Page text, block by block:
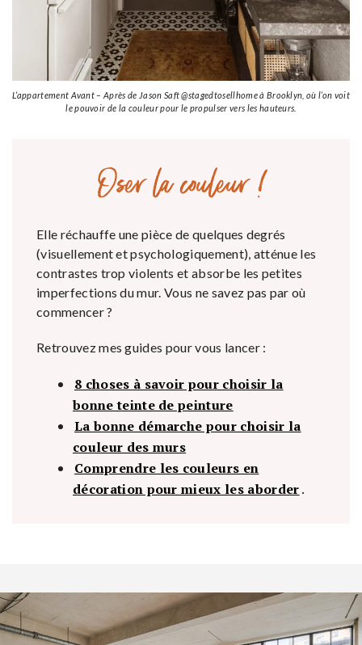
L’appartement Avant – Après de Jason Saft @stagedtosellhome à Brooklyn, où l’on voit
le pouvoir de la couleur pour le propulser vers les hauteurs.
Oser la couleur !
Elle réchauffe une pièce de quelques degrés
(visuellement et psychologiquement), atténue les
contrastes trop violents et absorbe les petites
imperfections du mur. Vous ne savez pas par où
commencer ?
Retrouvez mes guides pour vous lancer :
8 choses à savoir pour choisir la
bonne teinte de peinture
La bonne démarche pour choisir la
couleur des murs
Comprendre les couleurs en
décoration pour mieux les aborder.